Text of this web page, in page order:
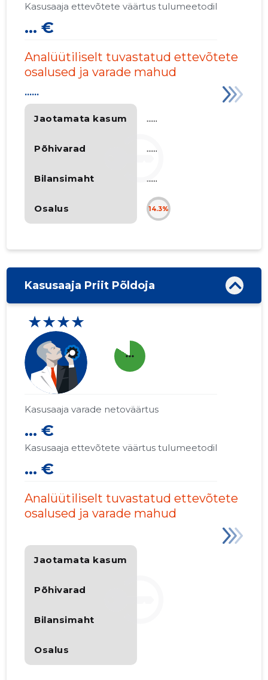
Kasusaaja ettevõtete väärtus tulumeetodil
... €
Analüütiliselt tuvastatud ettevõtete
osalused ja varade mahud
Jaotamata kasum
Põhivarad
Bilansimaht
Osalus
......
......
......
......
14.3%
Kasusaaja Priit Põldoja
★★★★
more_horiz
Kasusaaja varade netoväärtus
... €
Kasusaaja ettevõtete väärtus tulumeetodil
... €
Analüütiliselt tuvastatud ettevõtete
osalused ja varade mahud
Jaotamata kasum
Põhivarad
Bilansimaht
Osalus